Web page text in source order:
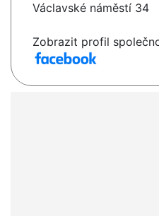
Václavské náměstí 34
Zobrazit profil